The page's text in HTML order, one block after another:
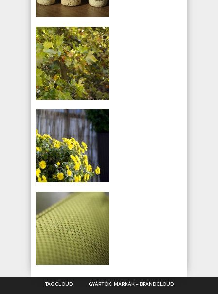
TAG CLOUD GYÁRTÓK, MÁRKÁK – BRANDCLOUD